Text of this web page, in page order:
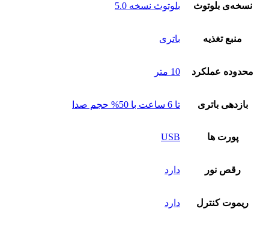
نسخه‌ی بلوتوث بلوتوث نسخه 5.0
منبع تغذیه باتری
محدوده عملکرد 10 متر
بازدهی باتری تا 6 ساعت با 50% حجم صدا
پورت‌ ها USB
رقص نور دارد
ریموت کنترل دارد